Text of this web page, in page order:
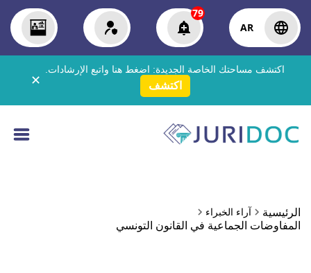
AR
79
اكتشف مساحتك الخاصة الجديدة: اضغط هنا واتبع الإرشادات.
اكتشف ✕
الرئيسية آراء الخبراء
المفاوضات الجماعية في القانون التونسي